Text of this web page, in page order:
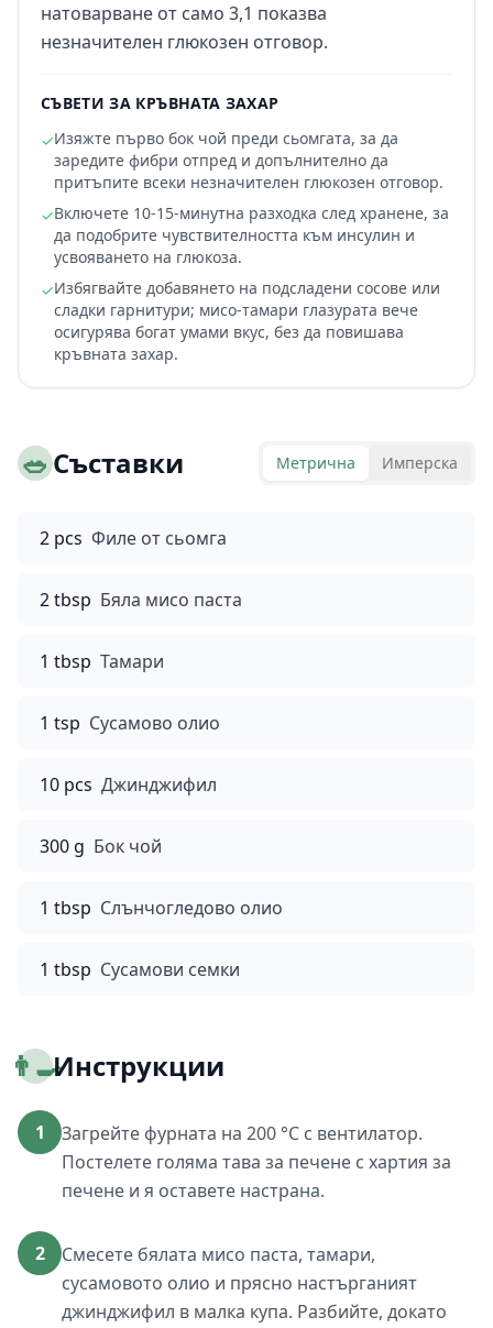
натоварване от само 3,1 показва
незначителен глюкозен отговор.
СЪВЕТИ ЗА КРЪВНАТА ЗАХАР
✓Изяжте първо бок чой преди сьомгата, за да
заредите фибри отпред и допълнително да
притъпите всеки незначителен глюкозен отговор.
✓Включете 10-15-минутна разходка след хранене, за
да подобрите чувствителността към инсулин и
усвояването на глюкоза.
✓Избягвайте добавянето на подсладени сосове или
сладки гарнитури; мисо-тамари глазурата вече
осигурява богат умами вкус, без да повишава
кръвната захар.
🥗Съставки Метрична Имперска
2 pcs Филе от сьомга
2 tbsp Бяла мисо паста
1 tbsp Тамари
1 tsp Сусамово олио
10 pcs Джинджифил
300 g Бок чой
1 tbsp Слънчогледово олио
1 tbsp Сусамови семки
👨‍🍳Инструкции
1
Загрейте фурната на 200 °C с вентилатор.
Постелете голяма тава за печене с хартия за
печене и я оставете настрана.
2
Смесете бялата мисо паста, тамари,
сусамовото олио и прясно настърганият
джинджифил в малка купа. Разбийте, докато